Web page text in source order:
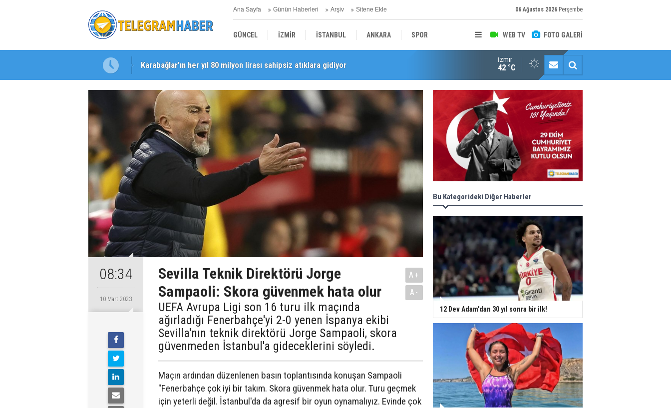
Ana Sayfa Günün Haberleri Arşiv Sitene Ekle 06 Ağustos 2026 Perşembe
WEB TV FOTO GALERİ
GÜNCEL İZMİR İSTANBUL ANKARA SPOR
YEREL SAĞLIK EKONOMİ
Karabağlar’ın her yıl 80 milyon lirası sahipsiz atıklara gidiyor
Başkan Eşki’den Çamdibi’nde esnaf turu
Halk istedi, ESHOT düzenledi
İzmir
42 °C
08:34
10 Mart 2023
Sevilla Teknik Direktörü Jorge
Sampaoli: Skora güvenmek hata olur
UEFA Avrupa Ligi son 16 turu ilk maçında
ağırladığı Fenerbahçe'yi 2-0 yenen İspanya ekibi
Sevilla'nın teknik direktörü Jorge Sampaoli, skora
güvenmeden İstanbul'a gideceklerini söyledi.
A+
A-
Maçın ardından düzenlenen basın toplantısında konuşan Sampaoli
"Fenerbahçe çok iyi bir takım. Skora güvenmek hata olur. Turu geçmek
için yeterli değil. İstanbul'da da agresif bir oyun oynamalıyız. Evinde çok
Bu Kategorideki Diğer Haberler
12 Dev Adam'dan 30 yıl sonra bir ilk!